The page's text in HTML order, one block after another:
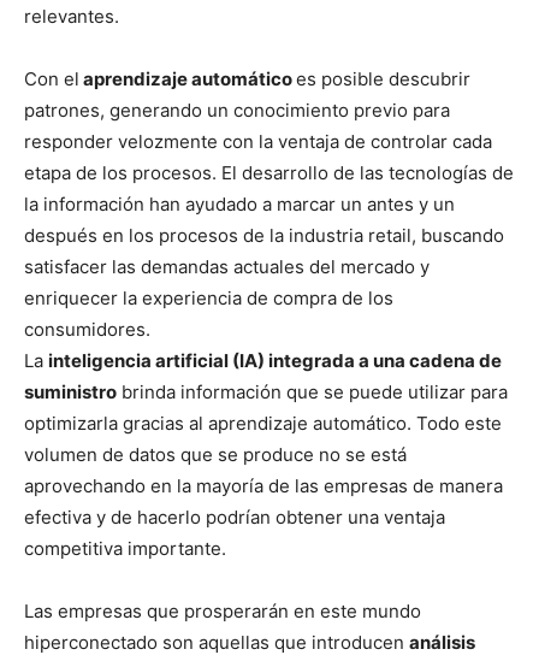
relevantes.
Con el aprendizaje automáticoes posible descubrir
patrones, generando un conocimiento previo para
responder velozmente con la ventaja de controlar cada
etapa de los procesos. El desarrollo de las tecnologías de
la información han ayudado a marcar un antes y un
después en los procesos de la industria retail, buscando
satisfacer las demandas actuales del mercado y
enriquecer la experiencia de compra de los
consumidores.
La inteligencia artificial (IA) integrada a una cadena de
suministro brinda información que se puede utilizar para
optimizarla gracias al aprendizaje automático. Todo este
volumen de datos que se produce no se está
aprovechando en la mayoría de las empresas de manera
efectiva y de hacerlo podrían obtener una ventaja
competitiva importante.
Las empresas que prosperarán en este mundo
hiperconectado son aquellas que introducen análisis